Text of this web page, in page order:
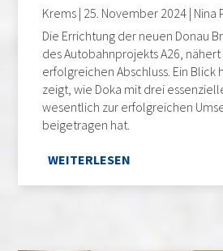
Krems | 25. November 2024 | Nina
Die Errichtung der neuen Donau
des Autobahnprojekts A26,
erfolgreichen Abschluss. Ein Blick
zeigt, wie Doka mit drei
wesentlich zur erfolgreichen
beigetragen hat.
WEITERLESEN